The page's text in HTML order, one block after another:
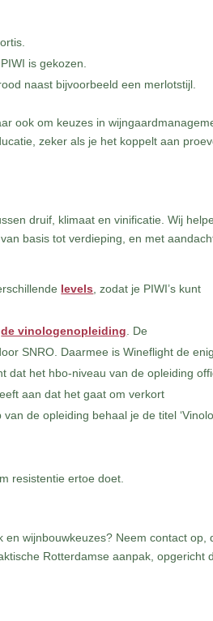
is gekozen.
naast bijvoorbeeld een merlotstijl.
ook om keuzes in
zeker als je het koppelt aan
druif, klimaat en vinificatie. Wij
basis tot verdieping, en met
levels , zodat je PIWI’s kunt
de vinologenopleiding . De
SNRO. Daarmee is Wineflight de
dat het hbo-niveau van de opleiding
aan dat het gaat om verkort
de opleiding behaal je de titel
resistentie ertoe doet.
en wijnbouwkeuzes? Neem contact op,
Rotterdamse aanpak, opgericht